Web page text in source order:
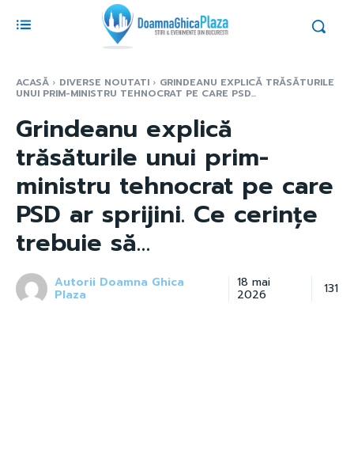
ACASĂ DIVERSE NOUTATI GRINDEANU EXPLICĂ TRĂSĂTURILE
UNUI PRIM-MINISTRU TEHNOCRAT PE CARE PSD...
Grindeanu explică
trăsăturile unui prim-
ministru tehnocrat pe care
PSD ar sprijini. Ce cerințe
trebuie să…
Autorii Doamna Ghica
Plaza
18 mai
2026 131